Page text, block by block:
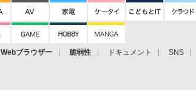
Webブラウザー 脆弱性 ドキュメント SNS